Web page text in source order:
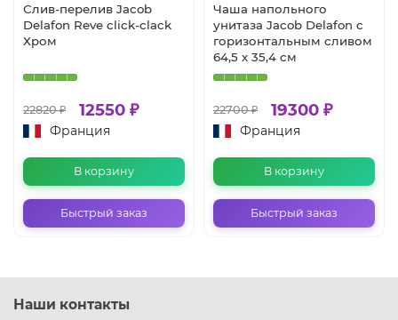
Слив-перелив Jacob
Delafon Reve click-clack
Хром
22820 ₽ 12550 ₽
Франция
В корзину
Быстрый заказ
Чаша напольного
унитаза Jacob Delafon с
горизонтальным сливом
64,5 х 35,4 см
22700 ₽ 19300 ₽
Франция
В корзину
Быстрый заказ
Наши контакты